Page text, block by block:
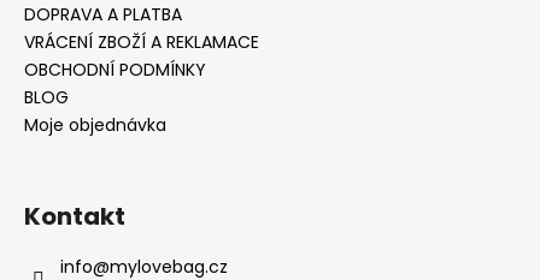
DOPRAVA A PLATBA
VRÁCENÍ ZBOŽÍ A REKLAMACE
OBCHODNÍ PODMÍNKY
BLOG
Moje objednávka
Kontakt
info@mylovebag.cz